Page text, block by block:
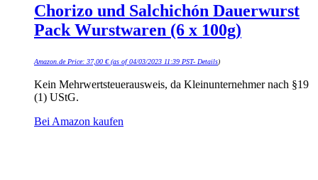
Chorizo und Salchichón Dauerwurst
Pack Wurstwaren (6 x 100g)
Amazon.de Price: 37,00 €(as of 04/03/2023 11:39 PST- Details)
Kein Mehrwertsteuerausweis, da Kleinunternehmer nach §19
(1) UStG.
Bei Amazon kaufen